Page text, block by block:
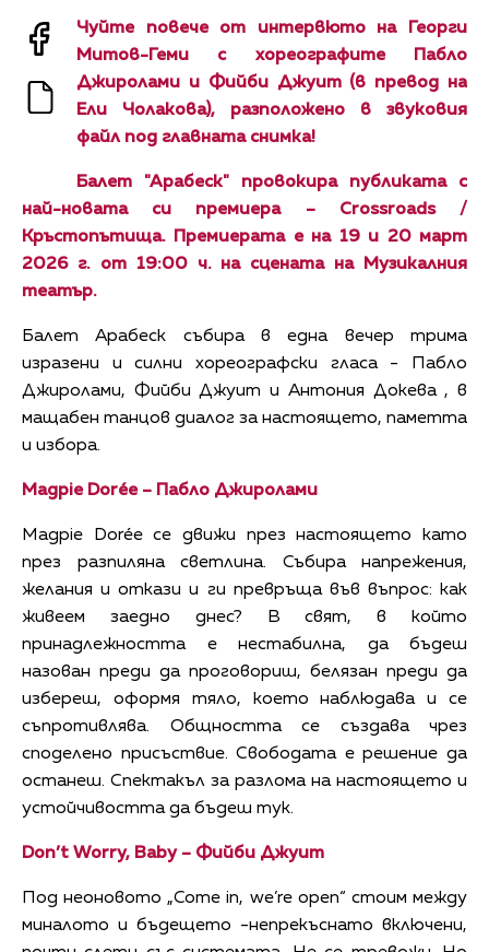
Чуйте повече от интервюто на Георги
Митов-Геми с хореографите Пабло
Джиролами и Фийби Джуит (в превод на
Ели Чолакова), разположено в звуковия
файл под главната снимка!
Балет "Арабеск" провокира публиката с
най-новата си премиера – Crossroads /
Кръстопътища. Премиерата е на 19 и 20 март
2026 г. от 19:00 ч. на сцената на Музикалния
театър.
Балет Арабеск събира в една вечер трима
изразени и силни хореографски гласа - Пабло
Джиролами, Фийби Джуит и Антония Докева , в
мащабен танцов диалог за настоящето, паметта
и избора.
Magpie Dorée – Пабло Джиролами
Magpie Dorée се движи през настоящето като
през разпиляна светлина. Събира напрежения,
желания и откази и ги превръща във въпрос: как
живеем заедно днес? В свят, в който
принадлежността е нестабилна, да бъдеш
назован преди да проговориш, белязан преди да
избереш, оформя тяло, което наблюдава и се
съпротивлява. Общността се създава чрез
споделено присъствие. Свободата е решение да
останеш. Спектакъл за разлома на настоящето и
устойчивостта да бъдеш тук.
Don’t Worry, Baby – Фийби Джуит
Под неоновото „Come in, we’re open“ стоим между
миналото и бъдещето -непрекъснато включени,